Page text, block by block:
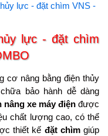
lực - đặt chìm VNS -
lực - đặt chìm
cơ nâng bằng điện thủy
bảo hành dễ dàng
nâng xe máy điện được
chất lượng cao, có thể
thiết kế đặt chìmgiúp